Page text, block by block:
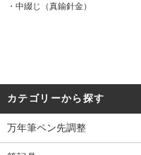
・中綴じ（真鍮針金）
カテゴリーから探す
万年筆ペン先調整